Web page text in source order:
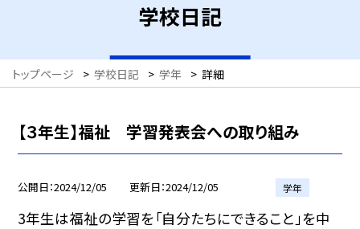
学校日記
トップページ > 学校日記 > 学年 > 詳細
【３年生】福祉 学習発表会への取り組み
公開日 2024/12/05 更新日 2024/12/05 学年
3年生は福祉の学習を「自分たちにできること」を中